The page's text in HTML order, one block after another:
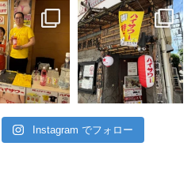
Instagram でフォロー